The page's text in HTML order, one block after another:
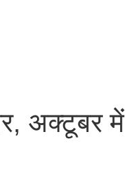
अक्टूबर में